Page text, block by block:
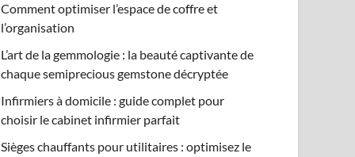
Comment optimiser l’espace de coffre et
l’organisation
L’art de la gemmologie : la beauté captivante de
chaque semiprecious gemstone décryptée
Infirmiers à domicile : guide complet pour
choisir le cabinet infirmier parfait
Sièges chauffants pour utilitaires : optimisez le